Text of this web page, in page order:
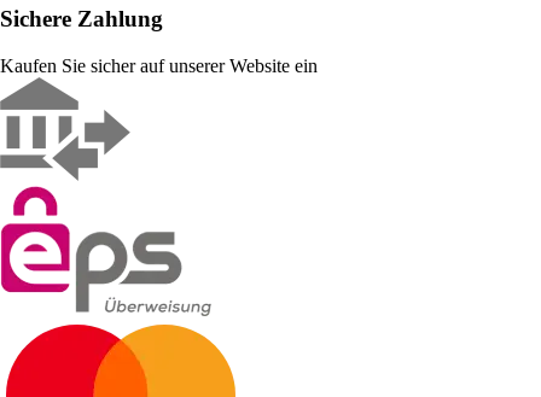
Sichere Zahlung
Kaufen Sie sicher auf unserer Website ein